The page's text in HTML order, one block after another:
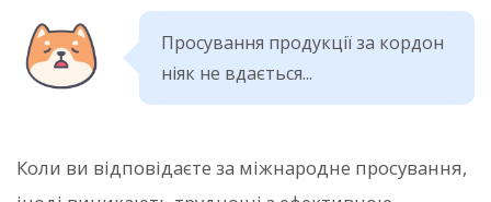
Просування продукції за кордон
ніяк не вдається...
Коли ви відповідаєте за міжнародне просування,